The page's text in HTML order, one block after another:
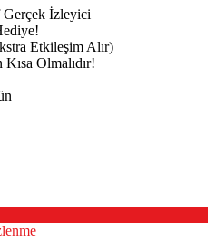
İzleyici
Etkileşim Alır)
Olmalıdır!